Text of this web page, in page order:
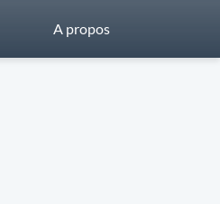
A propos